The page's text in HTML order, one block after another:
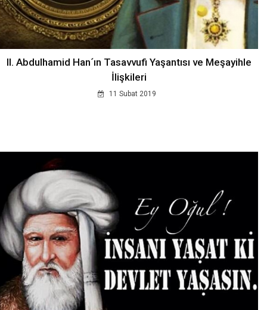
II. Abdulhamid Han´ın Tasavvufi Yaşantısı ve Meşayihle
İlişkileri
11 Subat 2019